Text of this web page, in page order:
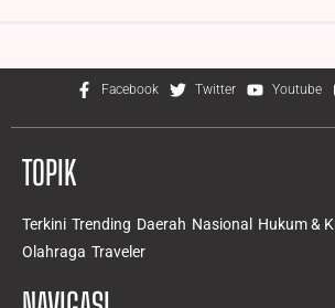
Facebook Twitter Youtube
TOPIK
Terkini Trending Daerah Nasional Hukum &
Olahraga Traveler